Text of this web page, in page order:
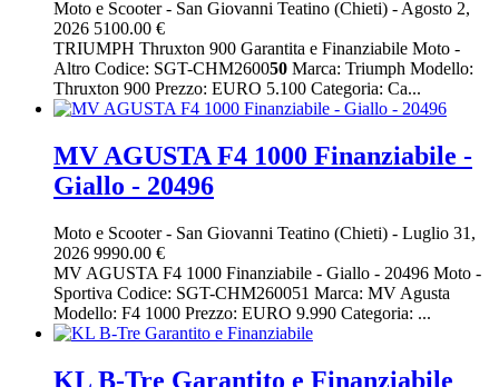
Moto e Scooter- San Giovanni Teatino (Chieti) - Agosto 2,
2026 5100.00 €
TRIUMPH Thruxton 900 Garantita e Finanziabile Moto -
Altro Codice: SGT-CHM260050 Marca: Triumph Modello:
Thruxton 900 Prezzo: EURO 5.100 Categoria: Ca...
MV AGUSTA F4 1000 Finanziabile -
Giallo - 20496
Moto e Scooter- San Giovanni Teatino (Chieti) - Luglio 31,
2026 9990.00 €
MV AGUSTA F4 1000 Finanziabile - Giallo - 20496 Moto -
Sportiva Codice: SGT-CHM260051 Marca: MV Agusta
Modello: F4 1000 Prezzo: EURO 9.990 Categoria: ...
KL B-Tre Garantito e Finanziabile